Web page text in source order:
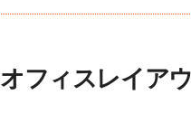
オフィスレイア